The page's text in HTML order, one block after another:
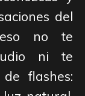
del
no te
ni te
flashes: